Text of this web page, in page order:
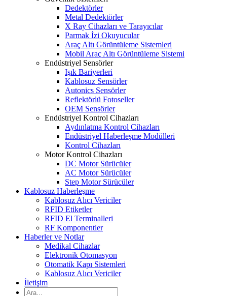
Dedektörler
Metal Dedektörler
X Ray Cihazları ve Tarayıcılar
Parmak İzi Okuyucular
Araç Altı Görüntüleme Sistemleri
Mobil Araç Altı Görüntüleme Sistemi
Endüstriyel Sensörler
Işık Bariyerleri
Kablosuz Sensörler
Autonics Sensörler
Reflektörlü Fotoseller
OEM Sensörler
Endüstriyel Kontrol Cihazları
Aydınlatma Kontrol Cihazları
Endüstriyel Haberleşme Modülleri
Kontrol Cihazları
Motor Kontrol Cihazları
DC Motor Sürücüler
AC Motor Sürücüler
Step Motor Sürücüler
Kablosuz Haberleşme
Kablosuz Alıcı Vericiler
RFID Etiketler
RFID El Terminalleri
RF Komponentler
Haberler ve Notlar
Medikal Cihazlar
Elektronik Otomasyon
Otomatik Kapı Sistemleri
Kablosuz Alıcı Vericiler
İletişim
Ara: